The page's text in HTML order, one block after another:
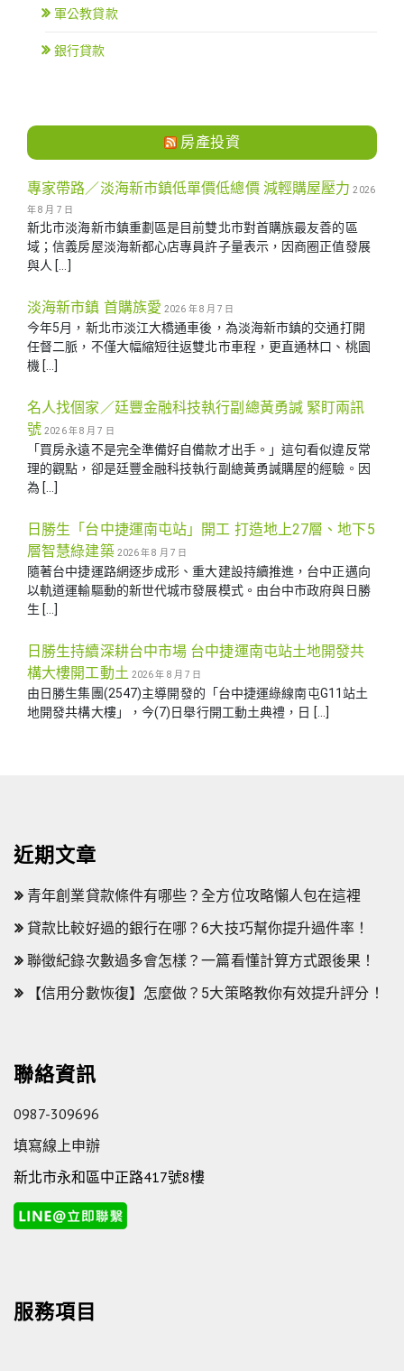
軍公教貸款
銀行貸款
房產投資
專家帶路／淡海新市鎮低單價低總價 減輕購屋壓力 2026
年 8 月 7 日
新北市淡海新市鎮重劃區是目前雙北市對首購族最友善的區
域；信義房屋淡海新都心店專員許子量表示，因商圈正值發展
與人 […]
淡海新市鎮 首購族愛 2026 年 8 月 7 日
今年5月，新北市淡江大橋通車後，為淡海新市鎮的交通打開
任督二脈，不僅大幅縮短往返雙北市車程，更直通林口、桃園
機 […]
名人找個家／廷豐金融科技執行副總黃勇諴 緊盯兩訊
號 2026 年 8 月 7 日
「買房永遠不是完全準備好自備款才出手。」這句看似違反常
理的觀點，卻是廷豐金融科技執行副總黃勇諴購屋的經驗。因
為 […]
日勝生「台中捷運南屯站」開工 打造地上27層、地下5
層智慧綠建築 2026 年 8 月 7 日
隨著台中捷運路網逐步成形、重大建設持續推進，台中正邁向
以軌道運輸驅動的新世代城市發展模式。由台中市政府與日勝
生 […]
日勝生持續深耕台中市場 台中捷運南屯站土地開發共
構大樓開工動土 2026 年 8 月 7 日
由日勝生集團(2547)主導開發的「台中捷運綠線南屯G11站土
地開發共構大樓」，今(7)日舉行開工動土典禮，日 […]
近期文章
青年創業貸款條件有哪些？全方位攻略懶人包在這裡
貸款比較好過的銀行在哪？6大技巧幫你提升過件率！
聯徵紀錄次數過多會怎樣？一篇看懂計算方式跟後果！
【信用分數恢復】怎麼做？5大策略教你有效提升評分！
聯絡資訊
0987-309696
填寫線上申辦
新北市永和區中正路417號8樓
服務項目